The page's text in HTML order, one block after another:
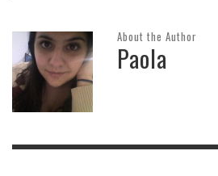
About the Author
Paola